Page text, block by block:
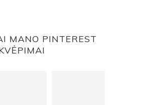
MANO PINTEREST